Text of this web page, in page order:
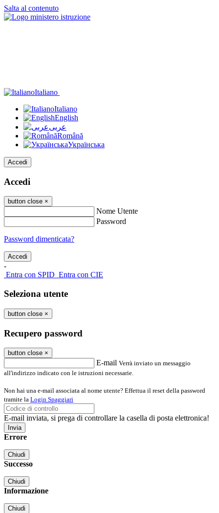
Salta al contenuto
Italiano
Italiano
English
عربى
Română
Українська
Accedi
Accedi
button close ×
Nome Utente
Password
Password dimenticata?
-
Entra con SPID Entra con CIE
Seleziona utente
button close ×
Recupero password
button close ×
E-mail Verrà inviato un messaggio
all'indirizzo indicato con le istruzioni necessarie.
Non hai una e-mail associata al nome utente? Effettua il reset della password
tramite la Login Spaggiari
E-mail inviata, si prega di controllare la casella di posta elettronica!
Errore
Chiudi
Successo
Chiudi
Informazione
Chiudi